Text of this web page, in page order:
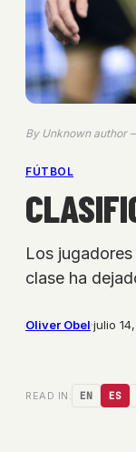
By Unknown author
FÚTBOL
Los
clase ha
Oliver Obel·julio
READ IN: EN ES